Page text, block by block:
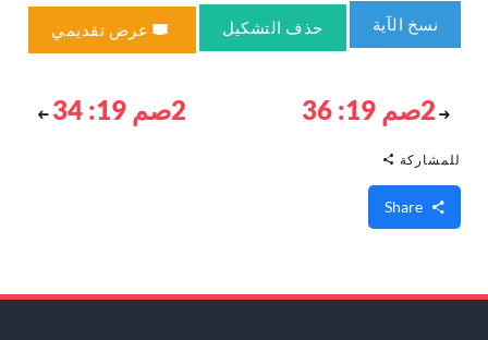
نسخ الآية حذف التشكيل عرض تقديمي
2صم 19: 36 2صم 19: 34
للمشاركة